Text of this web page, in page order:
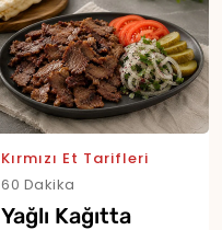
Kırmızı Et Tarifleri
60 Dakika
Yağlı Kağıtta